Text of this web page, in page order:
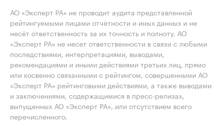
АО «Эксперт РА» не проводит аудита представленной
рейтингуемыми лицами отчётности и иных данных и не
несёт ответственность за их точность и полноту. АО
«Эксперт РА» не несет ответственности в связи с любыми
последствиями, интерпретациями, выводами,
рекомендациями и иными действиями третьих лиц, прямо
или косвенно связанными с рейтингом, совершенными АО
«Эксперт РА» рейтинговыми действиями, а также выводами
и заключениями, содержащимися в пресс-релизах,
выпущенных АО «Эксперт РА», или отсутствием всего
перечисленного.